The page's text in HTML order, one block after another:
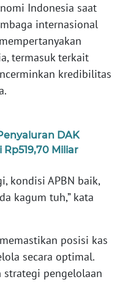
Indonesia saat
internasional
termasuk terkait
kredibilitas
DAK
Miliar
kondisi APBN baik,
kagum tuh,” kata
posisi kas
secara optimal.
strategi pengelolaan